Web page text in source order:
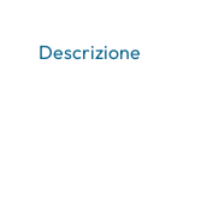
Descrizione